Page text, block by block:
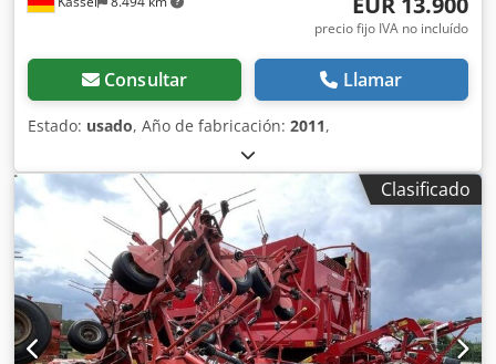
precio fijo IVA no incluído
Consultar Llamar
Estado: usado, Año de fabricación: 2011,
Clasificado